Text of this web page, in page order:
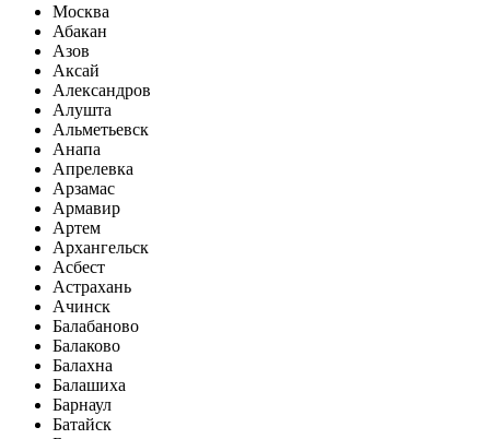
Москва
Абакан
Азов
Аксай
Александров
Алушта
Альметьевск
Анапа
Апрелевка
Арзамас
Армавир
Артем
Архангельск
Асбест
Астрахань
Ачинск
Балабаново
Балаково
Балахна
Балашиха
Барнаул
Батайск